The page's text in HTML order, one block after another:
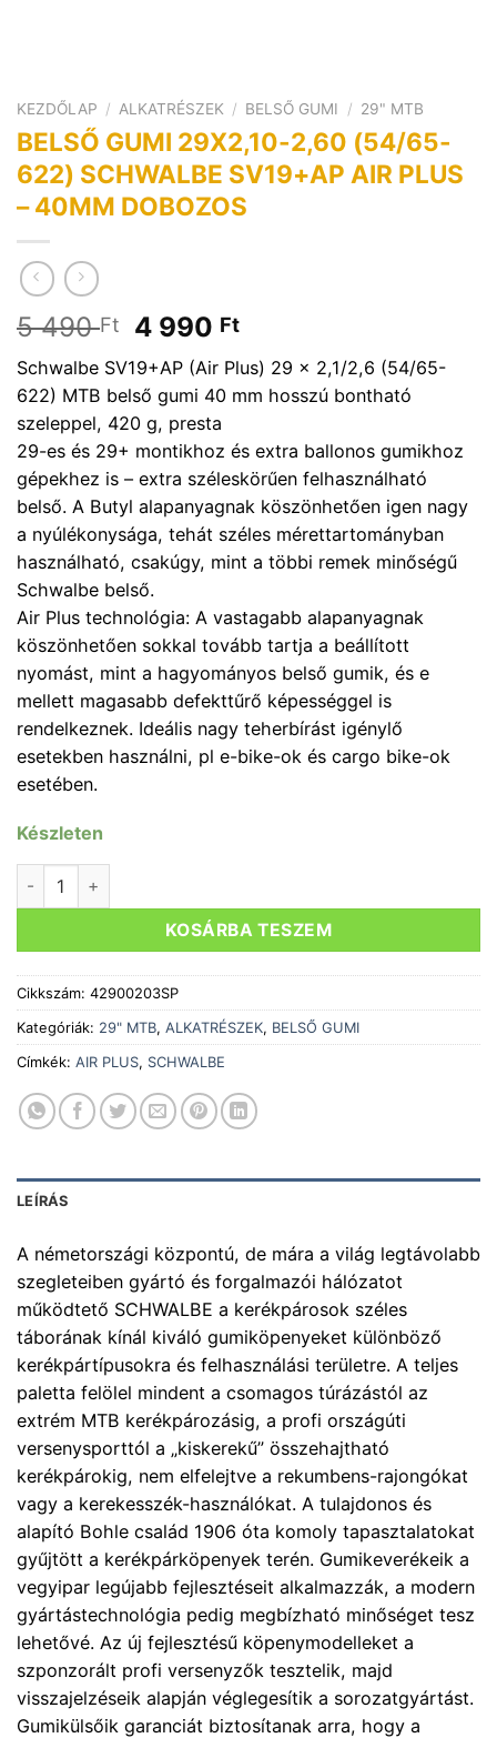
KEZDŐLAP / ALKATRÉSZEK / BELSŐ GUMI / 29" MTB
BELSŐ GUMI 29X2,10-2,60 (54/65-
622) SCHWALBE SV19+AP AIR PLUS
– 40MM DOBOZOS
5 490Ft
Original
price
was:
5
490 Ft.
4 990 FtCurrent
price
is:
4
Schwalbe SV19+AP (Air Plus) 29 x 2,1/2,6 (54/65-
622) MTB belső gumi 40 mm hosszú bontható
szeleppel, 420 g, presta
29-es és 29+ montikhoz és extra ballonos gumikhoz
gépekhez is – extra széleskörűen felhasználható
belső. A Butyl alapanyagnak köszönhetően igen nagy
a nyúlékonysága, tehát széles mérettartományban
használható, csakúgy, mint a többi remek minőségű
Schwalbe belső.
Air Plus technológia: A vastagabb alapanyagnak
köszönhetően sokkal tovább tartja a beállított
nyomást, mint a hagyományos belső gumik, és e
mellett magasabb defekttűrő képességgel is
rendelkeznek. Ideális nagy teherbírást igénylő
esetekben használni, pl e-bike-ok és cargo bike-ok
esetében.
Készleten
KOSÁRBA TESZEM
Cikkszám: 42900203SP
Kategóriák: 29" MTB, ALKATRÉSZEK, BELSŐ GUMI
Címkék: AIR PLUS, SCHWALBE
LEÍRÁS
A németországi központú, de mára a világ legtávolabb
szegleteiben gyártó és forgalmazói hálózatot
működtető SCHWALBE a kerékpárosok széles
táborának kínál kiváló gumiköpenyeket különböző
kerékpártípusokra és felhasználási területre. A teljes
paletta felölel mindent a csomagos túrázástól az
extrém MTB kerékpározásig, a profi országúti
versenysporttól a „kiskerekű” összehajtható
kerékpárokig, nem elfelejtve a rekumbens-rajongókat
vagy a kerekesszék-használókat. A tulajdonos és
alapító Bohle család 1906 óta komoly tapasztalatokat
gyűjtött a kerékpárköpenyek terén. Gumikeverékeik a
vegyipar legújabb fejlesztéseit alkalmazzák, a modern
gyártástechnológia pedig megbízható minőséget tesz
lehetővé. Az új fejlesztésű köpenymodelleket a
szponzorált profi versenyzők tesztelik, majd
visszajelzéseik alapján véglegesítik a sorozatgyártást.
Gumikülsőik garanciát biztosítanak arra, hogy a